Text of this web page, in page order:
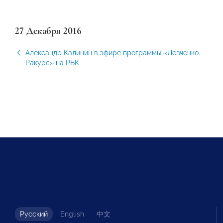
27 Декабря 2016
Александр Калинин в эфире программы «Левченко.
Ракурс» на РБК
Русский English 中文